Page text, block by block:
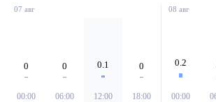
07 авг
0
00:00
0
06:00
0.1
12:00
0
18:00
08 авг
0.2
00:00